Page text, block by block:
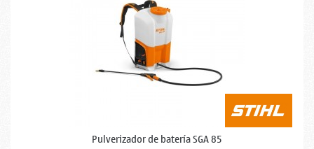
Pulverizador de batería SGA 85